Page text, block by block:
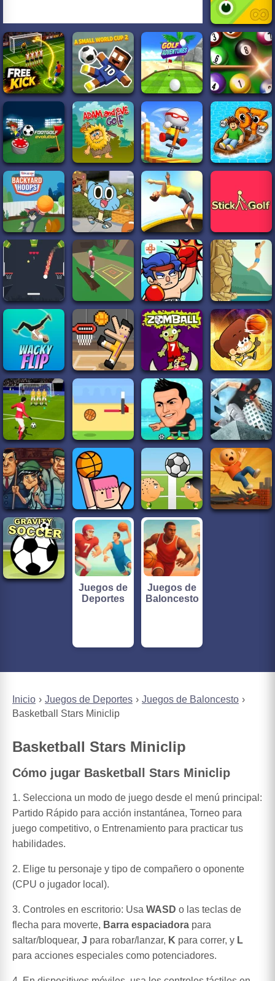
Inicio Juegos de Deportes
Juegos de Baloncesto
Basketball Stars Miniclip
Basketball Stars Miniclip
Cómo jugar Basketball Stars Miniclip
1. Selecciona un modo de juego desde el menú principal:
Partido Rápido para acción instantánea, Torneo para
juego competitivo, o Entrenamiento para practicar tus
habilidades.
2. Elige tu personaje y tipo de compañero o oponente
(CPU o jugador local).
3. Controles en escritorio: Usa WASD o las teclas de
flecha para moverte, Barra espaciadora para
saltar/bloquear, J para robar/lanzar, K para correr, y L
para acciones especiales como potenciadores.
Juegos de
Deportes
Juegos de
Baloncesto